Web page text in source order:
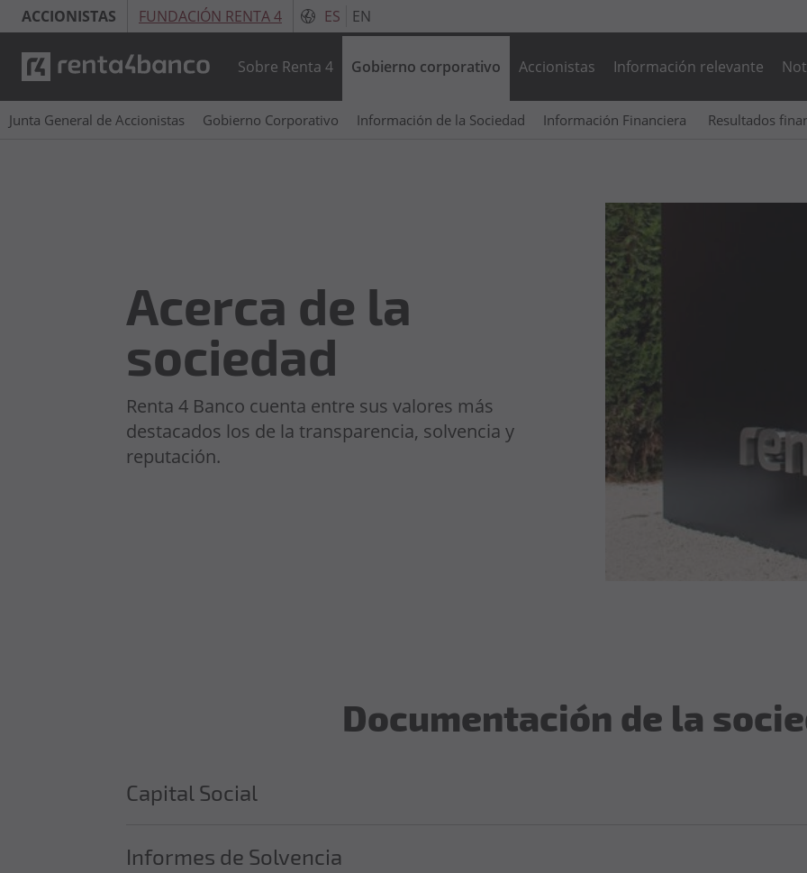
ACCIONISTAS FUNDACIÓN RENTA 4 ES EN
Sobre Renta 4 Gobierno corporativo
Junta General de Accionistas Gobierno Corporativo Información de la Sociedad Información Financiera Resultados
Accionistas Información relevante
Acerca de la
sociedad
Renta 4 Banco cuenta entre sus valores más
destacados los de la transparencia, solvencia y
reputación.
Documentación de la
Capital Social
Informes de Solvencia